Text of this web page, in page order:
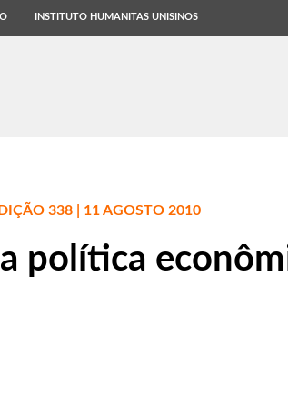
INSTITUTO HUMANITAS UNISINOS
338 | 11 AGOSTO 2010
política